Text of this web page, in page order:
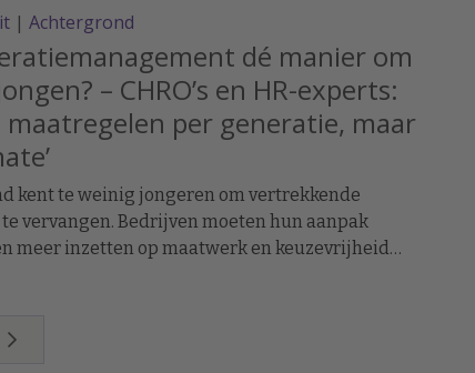
| Achtergrond
dé manier om
– CHRO’s en HR-experts:
maatregelen per generatie, maar
kent te weinig jongeren om vertrekkende
vervangen. Bedrijven moeten hun aanpak
meer inzetten op maatwerk en keuzevrijheid